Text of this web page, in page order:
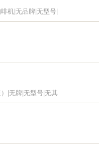
机|无品牌|无型号|
|无牌|无型号|无其